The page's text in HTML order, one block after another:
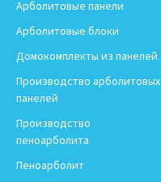
Арболитовые панели
Арболитовые блоки
Домокомплекты из панелей
Производство арболитовых
панелей
Производство
пеноарболита
Пеноарболит